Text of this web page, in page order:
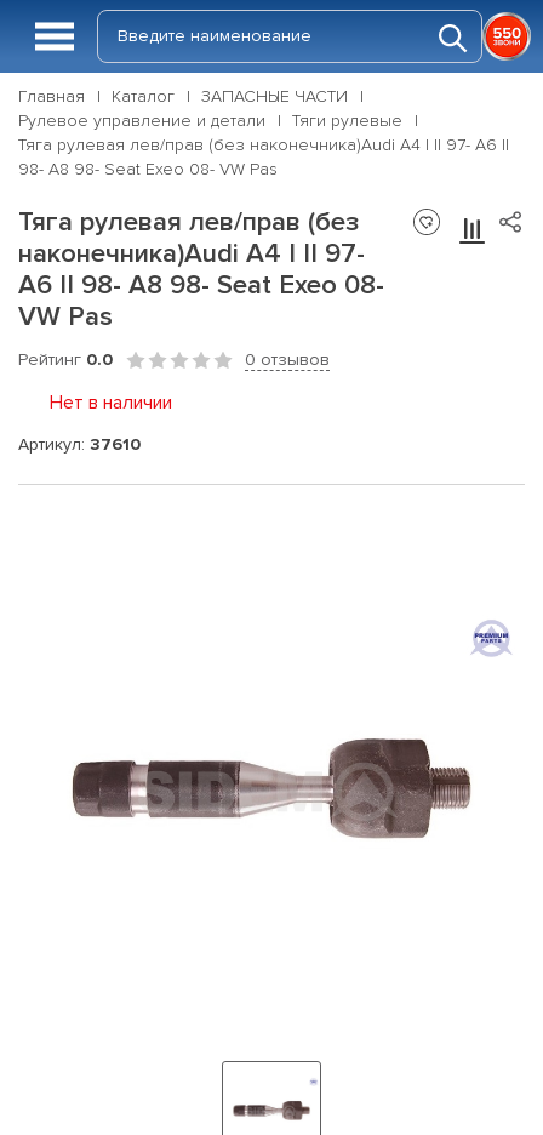
Главная Каталог
ЗАПАСНЫЕ ЧАСТИ
Рулевое управление и детали
Тяги рулевые
Тяга рулевая лев/прав (без наконечника)Audi A4 I II 97- A6 II
98- A8 98- Seat Exeo 08- VW Pas
Тяга рулевая лев/прав (без
наконечника)Audi A4 I II 97-
A6 II 98- A8 98- Seat Exeo 08-
VW Pas
Рейтинг 0.0 0 отзывов
Нет в наличии
Артикул: 37610